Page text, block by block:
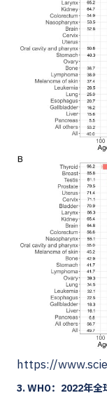
https://
3. WHO：2022年